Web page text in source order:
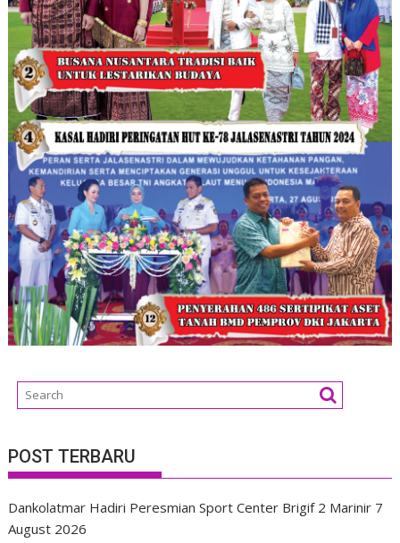
POST TERBARU
Dankolatmar Hadiri Peresmian Sport Center Brigif 2 Marinir 7
August 2026